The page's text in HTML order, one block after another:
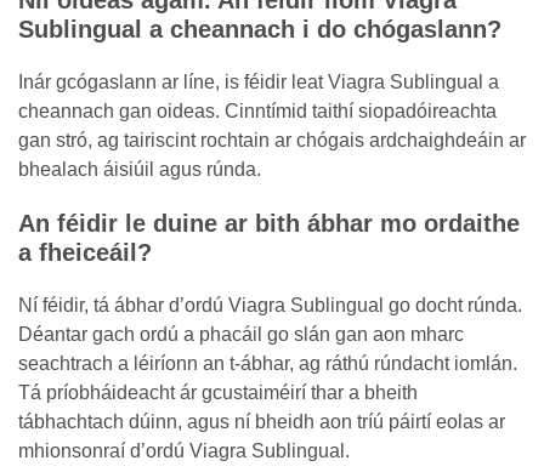
Sublingual a cheannach i do chógaslann?
Inár gcógaslann ar líne, is féidir leat Viagra Sublingual a
cheannach gan oideas. Cinntímid taithí siopadóireachta
gan stró, ag tairiscint rochtain ar chógais ardchaighdeáin ar
bhealach áisiúil agus rúnda.
An féidir le duine ar bith ábhar mo ordaithe
a fheiceáil?
Ní féidir, tá ábhar d’ordú Viagra Sublingual go docht rúnda.
Déantar gach ordú a phacáil go slán gan aon mharc
seachtrach a léiríonn an t-ábhar, ag ráthú rúndacht iomlán.
Tá príobháideacht ár gcustaiméirí thar a bheith
tábhachtach dúinn, agus ní bheidh aon tríú páirtí eolas ar
mhionsonraí d’ordú Viagra Sublingual.